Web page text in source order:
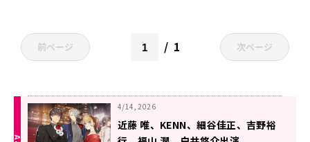
前ページ 1 次ページ
4/14, 2026
近藤 唯、KENN、細谷佳正、吉野裕